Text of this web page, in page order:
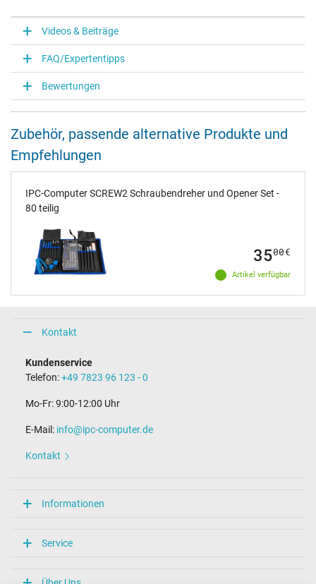
Videos & Beiträge
FAQ/Expertentipps
Bewertungen
Zubehör, passende alternative Produkte und
Empfehlungen
IPC-Computer SCREW2 Schraubendreher und Opener Set -
80 teilig
Artikel verfügbar
3500€
Kontakt
Kundenservice
Telefon:+49 7823 96 123 - 0
Mo-Fr: 9:00-12:00 Uhr
E-Mail: info@ipc-computer.de
Kontakt
Informationen
Service